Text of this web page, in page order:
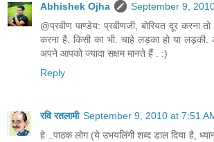
Abhishek Ojha
September 9,
@प्रवीण पाण्डेय: प्रवीणजी, बोरियत दूर करना
करना है. किसी का भी. चाहे लड़का हो या
अपने आपको ज्यादा सक्षम मानते हैं . :)
Reply
रवि रतलामी September 9, 2010 at 7:51
हे ..पाठक लोग (ये उभयलिंगी शब्द डाल दिया है,